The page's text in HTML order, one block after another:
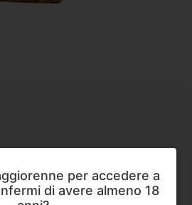
,Tabacco da Pipa
per accedere a
di avere almeno 18